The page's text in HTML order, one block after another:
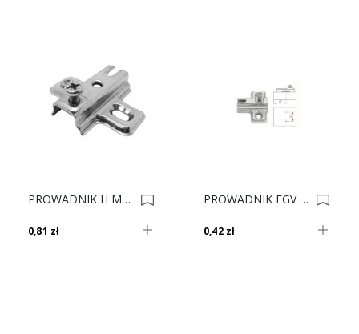
PROWADNIK H METALLA H-0 311.98.505 / 311.03.100*** 0004736
0,81 zł
PROWADNIK FGV H-0 BEZ EURO MINI 0002892
0,42 zł